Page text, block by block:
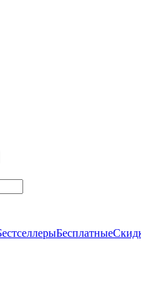
Бесплатные